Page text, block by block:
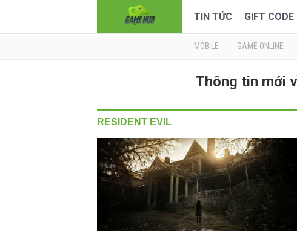
TIN TỨC GIFT CODE
MOBILE GAME ONLINE
Thông tin mới
RESIDENT EVIL